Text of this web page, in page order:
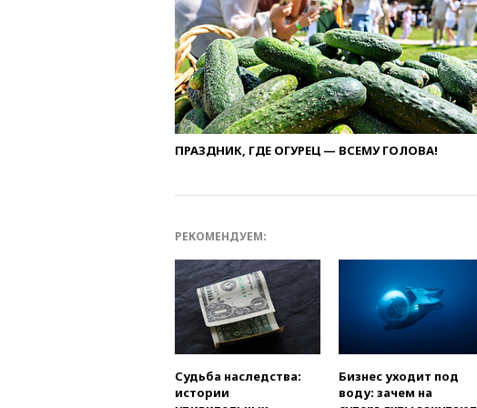
ПРАЗДНИК, ГДЕ ОГУРЕЦ — ВСЕМУ ГОЛОВА!
РЕКОМЕНДУЕМ:
Судьба наследства:
истории
Бизнес уходит под
воду: зачем на